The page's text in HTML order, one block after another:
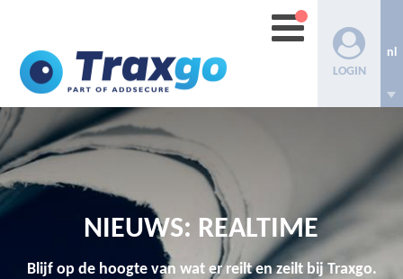
LOGIN
nl
NIEUWS: REALTIME
Blijf op de hoogte van wat er reilt en zeilt bij Traxgo.